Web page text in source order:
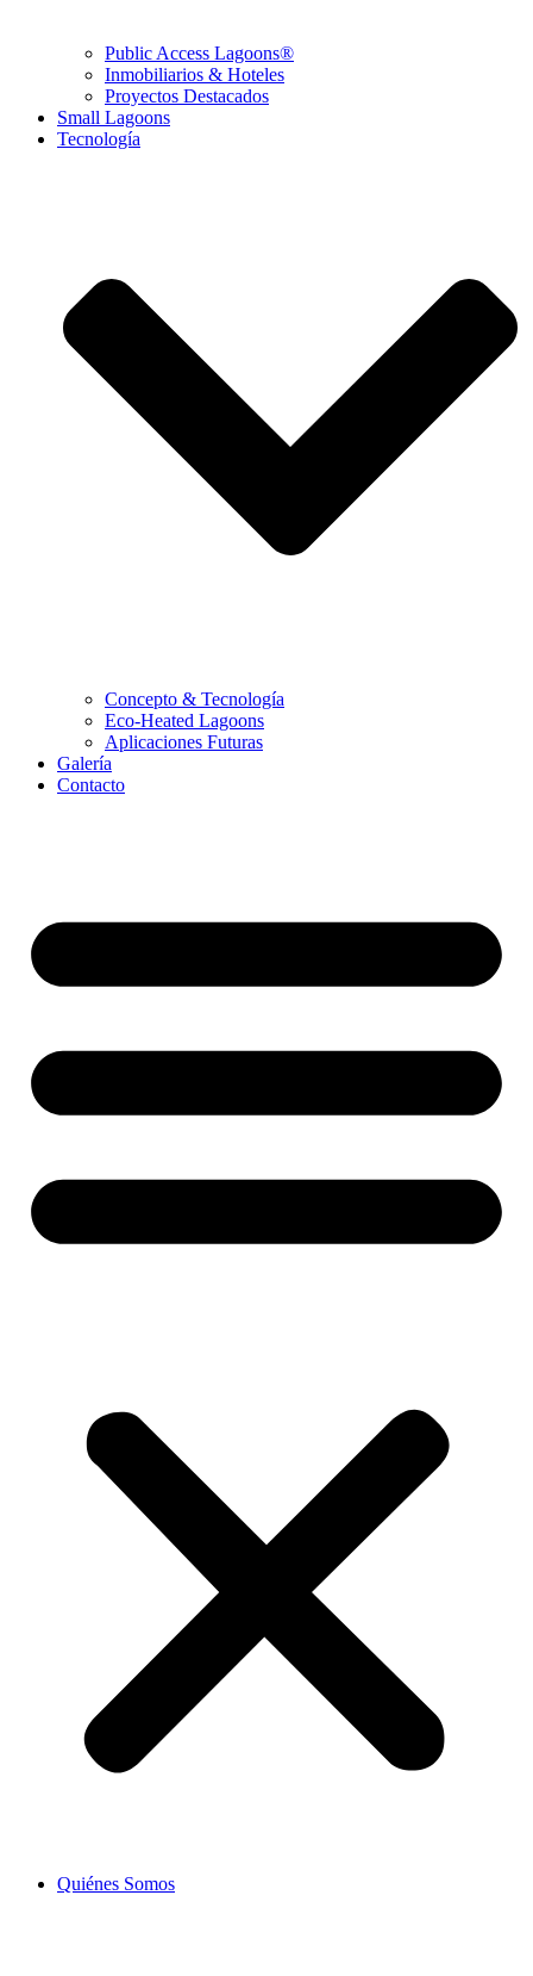
Public Access Lagoons®
Inmobiliarios & Hoteles
Proyectos Destacados
Small Lagoons
Tecnología
Concepto & Tecnología
Eco-Heated Lagoons
Aplicaciones Futuras
Galería
Contacto
Quiénes Somos